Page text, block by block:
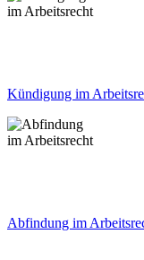
Kündigung im
Abfindung im